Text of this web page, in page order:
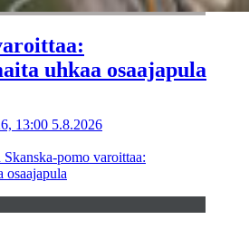
uhkaa osaajapula
13:00 5.8.2026
pomo varoittaa:
osaajapula